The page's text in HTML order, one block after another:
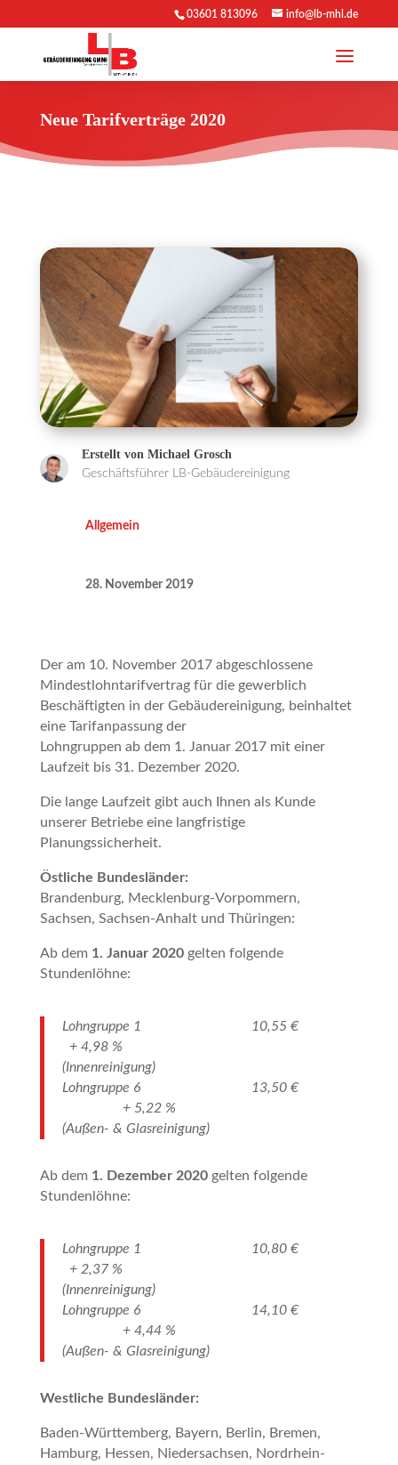
03601 813096 info@lb-mhl.de
Neue Tarifverträge 2020
Erstellt von Michael Grosch
Geschäftsführer LB-Gebäudereinigung
Allgemein
28. November 2019
Der am 10. November 2017 abgeschlossene
Mindestlohntarifvertrag für die gewerblich
Beschäftigten in der Gebäudereinigung, beinhaltet
eine Tarifanpassung der
Lohngruppen ab dem 1. Januar 2017 mit einer
Laufzeit bis 31. Dezember 2020.
Die lange Laufzeit gibt auch Ihnen als Kunde
unserer Betriebe eine langfristige
Planungssicherheit.
Östliche Bundesländer:
Brandenburg, Mecklenburg-Vorpommern,
Sachsen, Sachsen-Anhalt und Thüringen:
Ab dem 1. Januar 2020gelten folgende
Stundenlöhne:
Lohngruppe 1 10,55 €
+ 4,98 %
(Innenreinigung)
Lohngruppe 6 13,50 €
+ 5,22 %
(Außen- & Glasreinigung)
Ab dem 1. Dezember 2020gelten folgende
Stundenlöhne:
Lohngruppe 1 10,80 €
+ 2,37 %
(Innenreinigung)
Lohngruppe 6 14,10 €
+ 4,44 %
(Außen- & Glasreinigung)
Westliche Bundesländer:
Baden-Württemberg, Bayern, Berlin, Bremen,
Hamburg, Hessen, Niedersachsen, Nordrhein-